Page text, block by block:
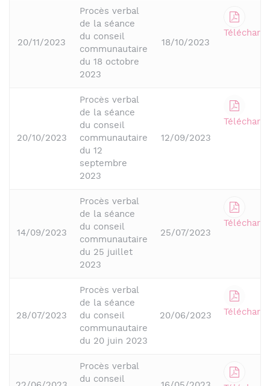
20/11/2023
Procès verbal
de la séance
du conseil
communautaire
du 18 octobre
2023
18/10/2023
20/10/2023
Procès verbal
de la séance
du conseil
communautaire
du 12
septembre
2023
12/09/2023
14/09/2023
Procès verbal
de la séance
du conseil
communautaire
du 25 juillet
2023
25/07/2023
28/07/2023
Procès verbal
de la séance
du conseil
communautaire
du 20 juin 2023
20/06/2023
Procès verbal
du conseil